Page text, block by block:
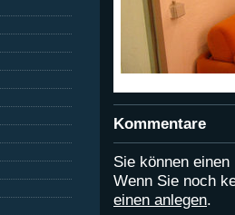
Kommentare
Sie können
Wenn Sie noch
einen anlegen.